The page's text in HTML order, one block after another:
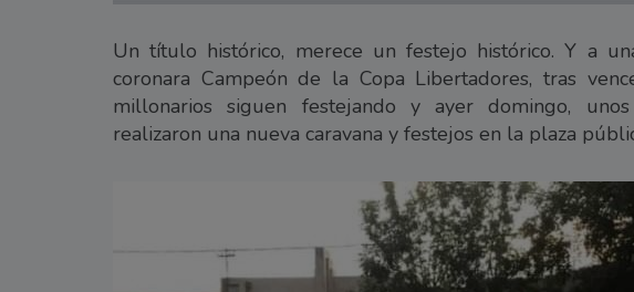
Un título histórico, merece un festejo histórico. Y a
coronara Campeón de la Copa Libertadores, tras
millonarios siguen festejando y ayer domingo,
realizaron una nueva caravana y festejos en la plaza